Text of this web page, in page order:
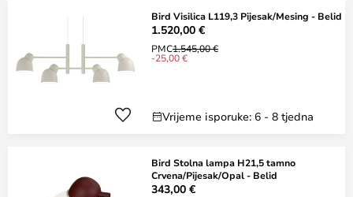
Bird Visilica L119,3 Pijesak/Mesing - Belid
1.520,00 €
PMC1.545,00 €
-25,00 €
Vrijeme isporuke: 6 - 8 tjedna
Bird Stolna lampa H21,5 tamno
Crvena/Pijesak/Opal - Belid
343,00 €